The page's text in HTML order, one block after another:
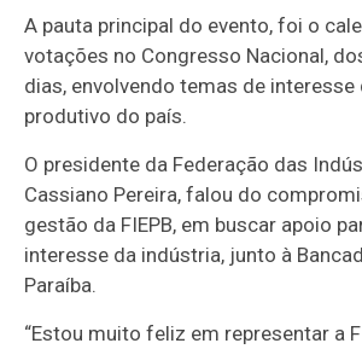
A pauta principal do evento, foi o
votações no Congresso Nacional,
dias, envolvendo temas de
produtivo do país.
O presidente da Federação das
Cassiano Pereira, falou do
gestão da FIEPB, em buscar apoio
interesse da indústria, junto à
Paraíba.
“Estou muito feliz em representar a